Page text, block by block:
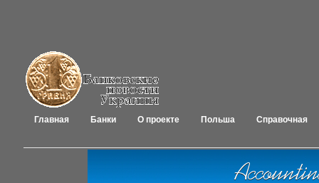
Главная Банки О проекте Польша Справочная